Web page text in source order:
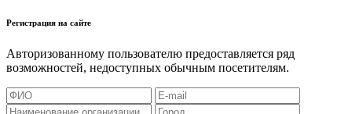
Регистрация на сайте
Авторизованному пользователю предоставляется ряд
возможностей, недоступных обычным посетителям.